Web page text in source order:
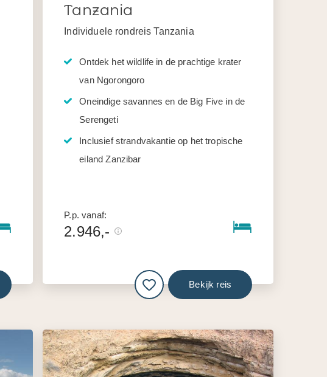
Tanzania
Individuele rondreis Tanzania
Ontdek het wildlife in de prachtige krater
van Ngorongoro
Oneindige savannes en de Big Five in de
Serengeti
Inclusief strandvakantie op het tropische
eiland Zanzibar
P.p. vanaf:
2.946,-
Bekijk reis